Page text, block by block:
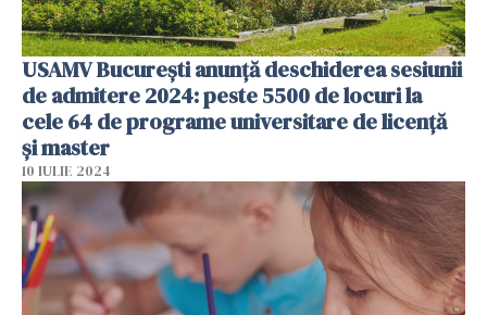
USAMV București anunță deschiderea sesiunii
de admitere 2024: peste 5500 de locuri la
cele 64 de programe universitare de licență
și master
10 IULIE 2024